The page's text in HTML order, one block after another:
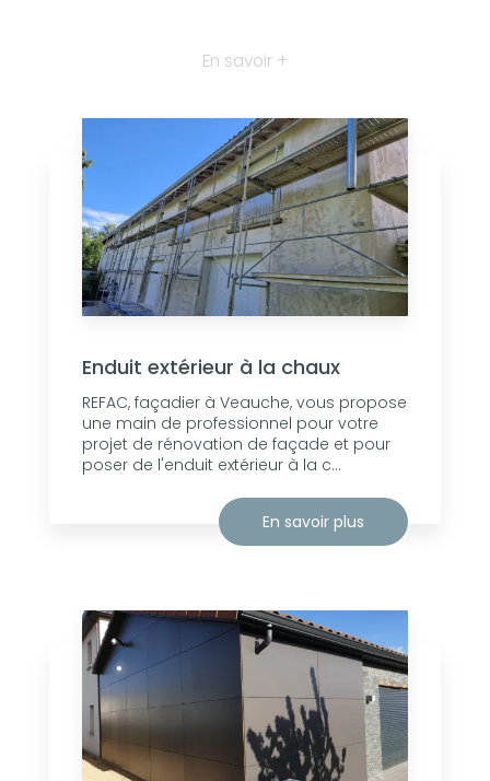
En savoir +
Enduit extérieur à la chaux
REFAC, façadier à Veauche, vous propose
une main de professionnel pour votre
projet de rénovation de façade et pour
poser de l'enduit extérieur à la c...
En savoir plus